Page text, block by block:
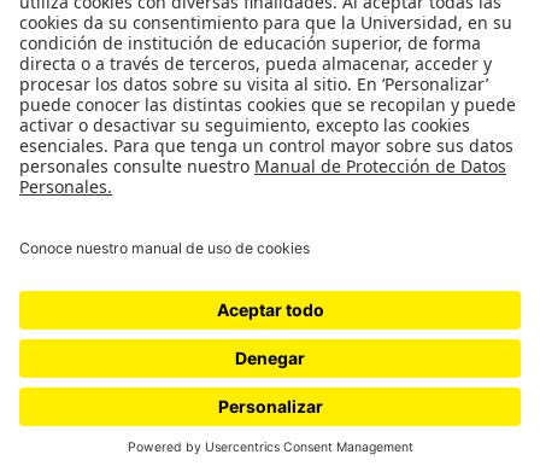
Lo Que Se Ve No Se Pregunta /
Museo Q en la Universidad de los Andes | 14 de marzo a
12 de abril | S1-206 Salir del clóset es arrogante. Pasa